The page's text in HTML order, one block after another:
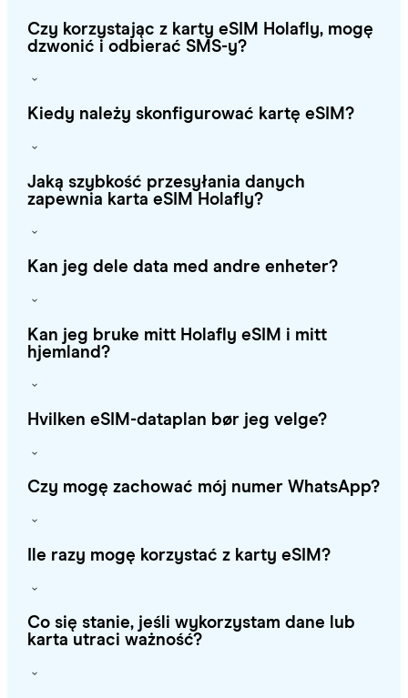
Czy korzystając z karty eSIM Holafly, mogę
dzwonić i odbierać SMS-y?
Kiedy należy skonfigurować kartę eSIM?
Jaką szybkość przesyłania danych
zapewnia karta eSIM Holafly?
Kan jeg dele data med andre enheter?
Kan jeg bruke mitt Holafly eSIM i mitt
hjemland?
Hvilken eSIM-dataplan bør jeg velge?
Czy mogę zachować mój numer WhatsApp?
Ile razy mogę korzystać z karty eSIM?
Co się stanie, jeśli wykorzystam dane lub
karta utraci ważność?